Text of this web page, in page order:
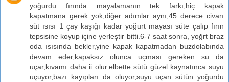
yoğurdu fırında mayalamanın tek farkı,hiç kapak
kapatmana gerek yok,diğer adımlar aynı,45 derece civarı
süt ısısı 1 çay kaşığı kadar yoğurt mayası süte çalıp fırın
tepsisine koyup içine yerleştir bitti.6-7 saat sonra, yoğrt braz
oda ısısında bekler,yine kapak kapatmadan buzdolabında
devam eder,kapaksız olunca uçması gereken su da
uçar,kıvamı daha ii olur.elbette sütü güzel kaynatınca suyu
uçuyor,bazı kayıpları da oluyor,suyu uçan sütün yoğurdu